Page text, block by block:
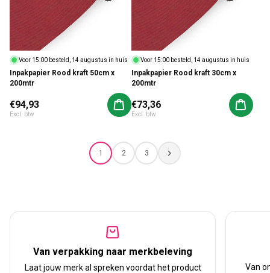
Voor 15:00 besteld, 14 augustus in huis
Inpakpapier Rood kraft 50cm x
200mtr
Normale prijs
€94,93
Excl. btw
Aan winkelwagen toevoegen
Voor 15:00 besteld, 14 augustus in huis
Inpakpapier Rood kraft 30cm x
200mtr
Normale prijs
€73,36
Excl. btw
Aan
1 2 3
Van verpakking naar merkbeleving
Laat jouw merk al spreken voordat het product
Van